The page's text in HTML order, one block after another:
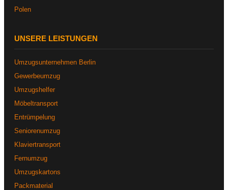
Polen
UNSERE LEISTUNGEN
Umzugsunternehmen Berlin
Gewerbeumzug
Umzugshelfer
Möbeltransport
Entrümpelung
Seniorenumzug
Klaviertransport
Fernumzug
Umzugskartons
Packmaterial